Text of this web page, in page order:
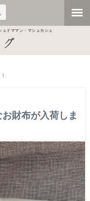
ドママン・マシュカシュ
財布が入荷しま